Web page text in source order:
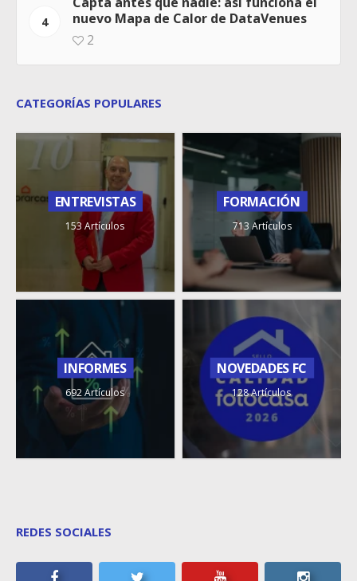
4
nuevo Mapa de Calor de DataVenues
2
CATEGORÍAS POPULARES
ENTREVISTAS
153 Artículos
FORMACIÓN
713 Artículos
INFORMES
692 Artículos
NOVEDADES FC
128 Artículos
REDES SOCIALES